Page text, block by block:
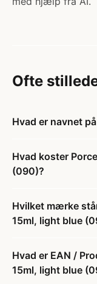
Ofte
Hvad er navnet
Hvad koster
(090)?
Hvilket mærke
15ml, light blue
Hvad er EAN /
15ml, light blue